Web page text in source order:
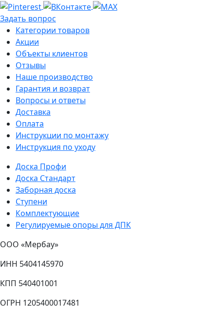
Задать вопрос
Категории товаров
Акции
Объекты клиентов
Отзывы
Наше производство
Гарантия и возврат
Вопросы и ответы
Доставка
Оплата
Инструкции по монтажу
Инструкция по уходу
Доска Профи
Доска Стандарт
Заборная доска
Ступени
Комплектующие
Регулируемые опоры для ДПК
ООО «Мербау»
ИНН 5404145970
КПП 540401001
ОГРН 1205400017481